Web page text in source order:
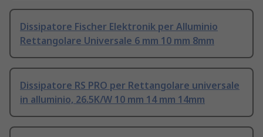
Dissipatore Fischer Elektronik per Alluminio
Rettangolare Universale 6 mm 10 mm 8mm
Dissipatore RS PRO per Rettangolare universale
in alluminio, 26.5K/W 10 mm 14 mm 14mm